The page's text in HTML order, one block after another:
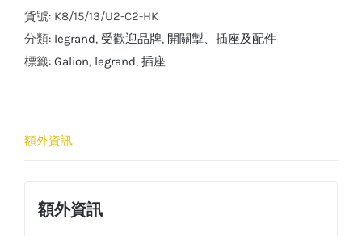
列
2
位
關
連
貨號: K8/15/13/U2-C2-HK
分類: legrand, 受歡迎品牌, 開關掣、插座及配件
標籤: Galion, legrand, 插座
額外資訊
額外資訊